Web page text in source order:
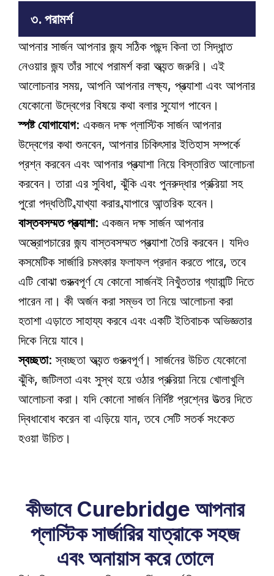
৩. পরামর্শ
আপনার সার্জন আপনার জন্য সঠিক পছন্দ কিনা তা সিদ্ধান্ত
নেওয়ার জন্য তাঁর সাথে পরামর্শ করা অত্যন্ত জরুরি। এই
আলোচনার সময়, আপনি আপনার লক্ষ্য, প্রত্যাশা এবং আপনার
যেকোনো উদ্বেগের বিষয়ে কথা বলার সুযোগ পাবেন।
স্পষ্ট যোগাযোগ: একজন দক্ষ প্লাস্টিক সার্জন আপনার
উদ্বেগের কথা শুনবেন, আপনার চিকিৎসার ইতিহাস সম্পর্কে
প্রশ্ন করবেন এবং আপনার প্রত্যাশা নিয়ে বিস্তারিত আলোচনা
করবেন। তারা এর সুবিধা, ঝুঁকি এবং পুনরুদ্ধার প্রক্রিয়া সহ
পুরো পদ্ধতিটি ব্যাখ্যা করার ব্যাপারে আন্তরিক হবেন।
বাস্তবসম্মত প্রত্যাশা: একজন দক্ষ সার্জন আপনার
অস্ত্রোপচারের জন্য বাস্তবসম্মত প্রত্যাশা তৈরি করবেন। যদিও
কসমেটিক সার্জারি চমৎকার ফলাফল প্রদান করতে পারে, তবে
এটি বোঝা গুরুত্বপূর্ণ যে কোনো সার্জনই নিখুঁততার গ্যারান্টি দিতে
পারেন না। কী অর্জন করা সম্ভব তা নিয়ে আলোচনা করা
হতাশা এড়াতে সাহায্য করবে এবং একটি ইতিবাচক অভিজ্ঞতার
দিকে নিয়ে যাবে।
স্বচ্ছতা: স্বচ্ছতা অত্যন্ত গুরুত্বপূর্ণ। সার্জনের উচিত যেকোনো
ঝুঁকি, জটিলতা এবং সুস্থ হয়ে ওঠার প্রক্রিয়া নিয়ে খোলাখুলি
আলোচনা করা। যদি কোনো সার্জন নির্দিষ্ট প্রশ্নের উত্তর দিতে
দ্বিধাবোধ করেন বা এড়িয়ে যান, তবে সেটি সতর্ক সংকেত
হওয়া উচিত।
কীভাবে Curebridge আপনার
প্লাস্টিক সার্জারির যাত্রাকে সহজ
এবং অনায়াস করে তোলে